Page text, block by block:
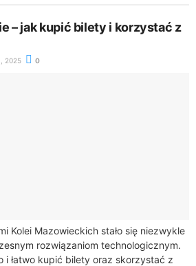
– jak kupić bilety i korzystać z
2025 0
Kolei Mazowieckich stało się niezwykle
rozwiązaniom technologicznym.
i łatwo kupić bilety oraz skorzystać z